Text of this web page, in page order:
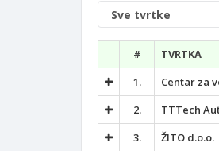
Kategorija
tvrtke
# TVRTKA
1.
Centar za
2.
TTTech
3.
ŽITO d.o.o.